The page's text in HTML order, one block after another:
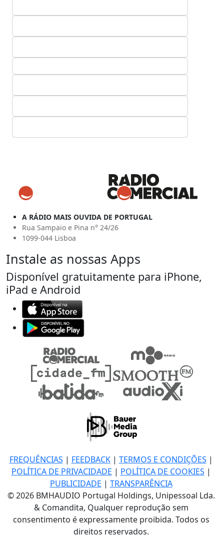
A RÁDIO MAIS OUVIDA DE PORTUGAL
Rua Sampaio e Pina n° 24/26
1099-044 Lisboa
Instale as nossas Apps
Disponível gratuitamente para iPhone,
iPad e Android
FREQUÊNCIAS | FEEDBACK| TERMOS E CONDIÇÕES |
POLÍTICA DE PRIVACIDADE | POLÍTICA DE COOKIES |
PUBLICIDADE | TRANSPARÊNCIA
© 2026 BMHAUDIO Portugal Holdings, Unipessoal Lda.
& Comandita, Qualquer reprodução sem
consentimento é expressamente proibida. Todos os
direitos reservados.